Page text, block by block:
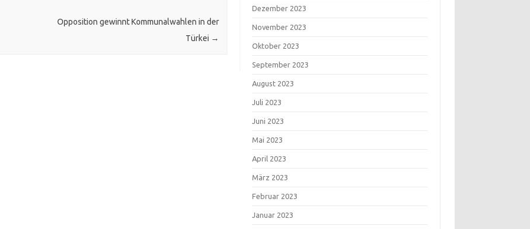
Opposition gewinnt Kommunalwahlen in der
Türkei →
Dezember 2023
November 2023
Oktober 2023
September 2023
August 2023
Juli 2023
Juni 2023
Mai 2023
April 2023
März 2023
Februar 2023
Januar 2023